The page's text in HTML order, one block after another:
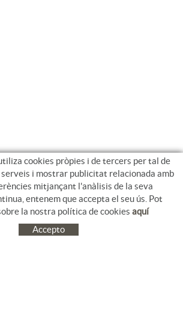
cookies pròpies i de tercers per tal de
i mostrar publicitat relacionada amb
mitjançant l'anàlisis de la seva
entenem que accepta el seu ús. Pot
la nostra política de cookies aquí
Accepto